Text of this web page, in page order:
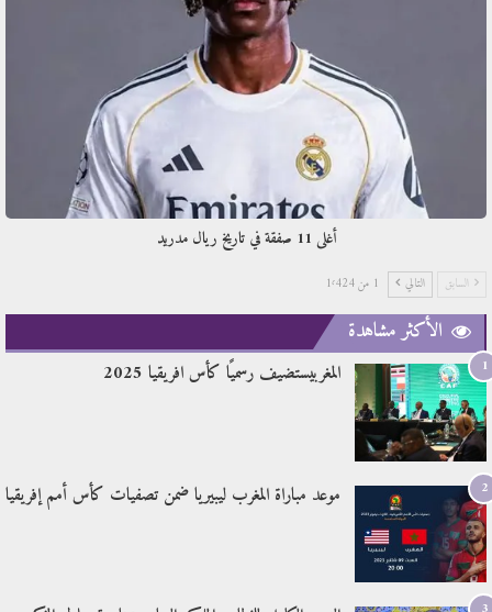
أغلى 11 صفقة في تاريخ ريال مدريد
السابق التالي 1 من 1٬424
الأكثر مشاهدة
1 المغربيستضيف رسميًا كأس افريقيا 2025
2 موعد مباراة المغرب ليبيريا ضمن تصفيات كأس أمم إفريقيا